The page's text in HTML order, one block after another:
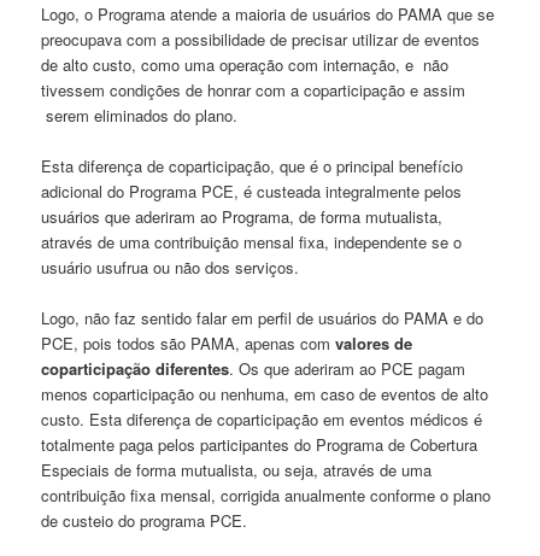
Logo, o Programa atende a maioria de usuários do PAMA que se
preocupava com a possibilidade de precisar utilizar de eventos
de alto custo, como uma operação com internação, e não
tivessem condições de honrar com a coparticipação e assim
serem eliminados do plano.
Esta diferença de coparticipação, que é o principal benefício
adicional do Programa PCE, é custeada integralmente pelos
usuários que aderiram ao Programa, de forma mutualista,
através de uma contribuição mensal fixa, independente se o
usuário usufrua ou não dos serviços.
Logo, não faz sentido falar em perfil de usuários do PAMA e do
PCE, pois todos são PAMA, apenas comvalores de
coparticipação diferentes. Os que aderiram ao PCE pagam
menos coparticipação ou nenhuma, em caso de eventos de alto
custo. Esta diferença de coparticipação em eventos médicos é
totalmente paga pelos participantes do Programa de Cobertura
Especiais de forma mutualista, ou seja, através de uma
contribuição fixa mensal, corrigida anualmente conforme o plano
de custeio do programa PCE.